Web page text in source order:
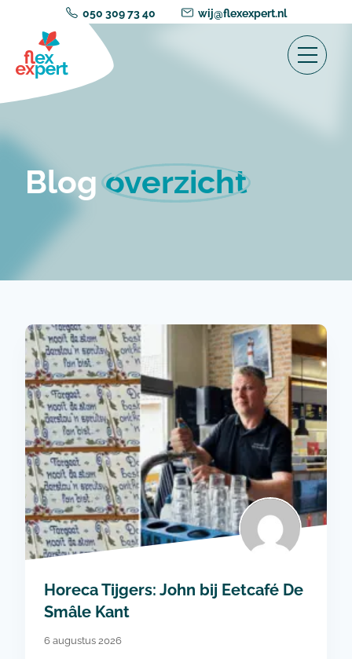
050 309 73 40 wij@flexexpert.nl
Blogoverzicht
Horeca Tijgers: John bij Eetcafé De
Smâle Kant
6 augustus 2026